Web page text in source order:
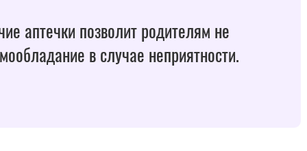
аптечки позволит родителям не
в случае неприятности.